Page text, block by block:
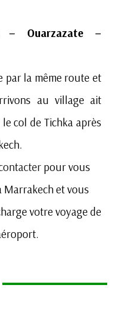
– Ouarzazate –
par la même route et
au village ait
col de Tichka après
pour vous
Marrakech et vous
votre voyage de